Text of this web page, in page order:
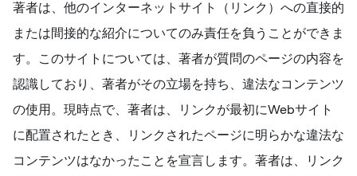
著者は、他のインターネットサイト（リンク）への直接的
または間接的な紹介についてのみ責任を負うことができま
す。このサイトについては、著者が質問のページの内容を
認識しており、著者がその立場を持ち、違法なコンテンツ
の使用。現時点で、著者は、リンクが最初にWebサイト
に配置されたとき、リンクされたページに明らかな違法な
コンテンツはなかったことを宣言します。著者は、リンク